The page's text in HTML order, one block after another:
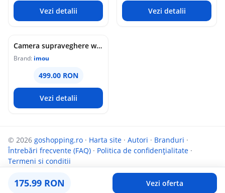
175.99 RON Vezi oferta
Vezi detalii Vezi detalii
Camera supraveghere wireless IP PT Imou Titan Pro 4G LTE Active Deterrence IPC-U7LP-6T0T, 6 MP, 3.6 mm, IR 30 m, microfon si difuzor, slot card, night vision color, auto-tracking, detectie miscare, alarma, PoE
Brand: imou
499.00 RON
Vezi detalii
© 2026 goshopping.ro · Harta site · Autori · Branduri ·
Întrebări frecvente (FAQ) · Politica de confidențialitate ·
Termeni si conditii
Parteneri: InfoCompanii.ro Targuldecarti.ro